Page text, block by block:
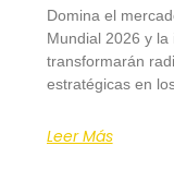
Domina el
Mundial 2026 y
transformarán
estratégicas en
Leer Más